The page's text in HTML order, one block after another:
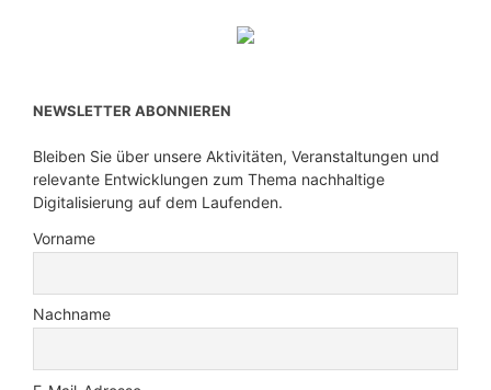
NEWSLETTER ABONNIEREN
Bleiben Sie über unsere Aktivitäten, Veranstaltungen und
relevante Entwicklungen zum Thema nachhaltige
Digitalisierung auf dem Laufenden.
Vorname
Nachname